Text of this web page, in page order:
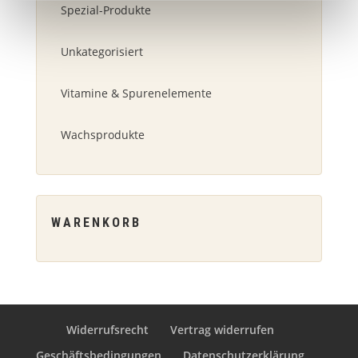
Spezial-Produkte
Unkategorisiert
Vitamine & Spurenelemente
Wachsprodukte
WARENKORB
Widerrufsrecht
Vertrag widerrufen
Geschäftsbedingungen
Datenschutzerklärung